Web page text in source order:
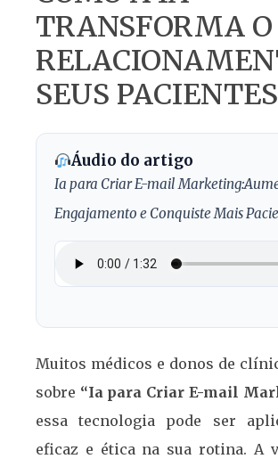
TRANSFORMA O
SEUS PACIENTES
Áudio do artigo
Ia para Criar E-mail
Engajamento e Conquiste Mais
Muitos médicos e donos de
sobre “Ia para Criar E-mail
essa tecnologia pode ser
eficaz e ética na sua rotina. A